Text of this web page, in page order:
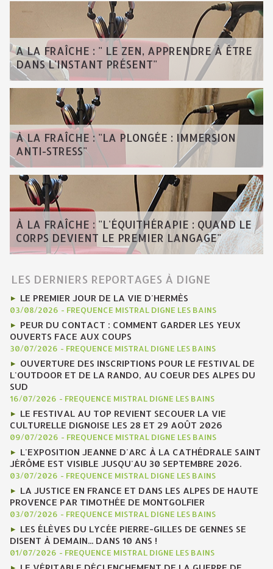
A LA FRAÎCHE : " LE ZEN, APPRENDRE À ÊTRE
DANS L'INSTANT PRÉSENT"
À LA FRAÎCHE : "LA PLONGÉE : IMMERSION
ANTI-STRESS"
À LA FRAÎCHE : "L'ÉQUITHÉRAPIE : QUAND LE
CORPS DEVIENT LE PREMIER LANGAGE"
LES DERNIERS REPORTAGES À DIGNE
LE PREMIER JOUR DE LA VIE D'HERMÈS
03/08/2026 - FREQUENCE MISTRAL DIGNE LES BAINS
PEUR DU CONTACT : COMMENT GARDER LES YEUX
OUVERTS FACE AUX COUPS
30/07/2026 - FREQUENCE MISTRAL DIGNE LES BAINS
OUVERTURE DES INSCRIPTIONS POUR LE FESTIVAL DE
L'OUTDOOR ET DE LA RANDO, AU COEUR DES ALPES DU
SUD
16/07/2026 - FREQUENCE MISTRAL DIGNE LES BAINS
LE FESTIVAL AU TOP REVIENT SECOUER LA VIE
CULTURELLE DIGNOISE LES 28 ET 29 AOÛT 2026
09/07/2026 - FREQUENCE MISTRAL DIGNE LES BAINS
L'EXPOSITION JEANNE D'ARC À LA CATHÉDRALE SAINT
JÉRÔME EST VISIBLE JUSQU'AU 30 SEPTEMBRE 2026.
03/07/2026 - FREQUENCE MISTRAL DIGNE LES BAINS
LA JUSTICE EN FRANCE ET DANS LES ALPES DE HAUTE
PROVENCE PAR TIMOTHÉE DE MONTGOLFIER
03/07/2026 - FREQUENCE MISTRAL DIGNE LES BAINS
LES ÉLÈVES DU LYCÉE PIERRE-GILLES DE GENNES SE
DISENT À DEMAIN... DANS 10 ANS !
01/07/2026 - FREQUENCE MISTRAL DIGNE LES BAINS